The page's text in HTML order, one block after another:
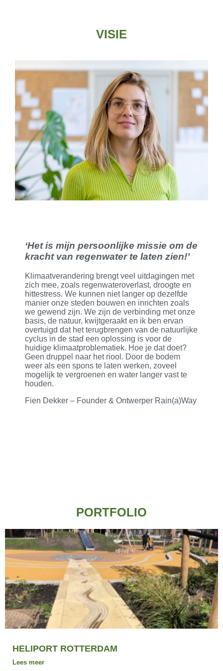
VISIE
‘Het is mijn persoonlijke missie om de
kracht van regenwater te laten zien!’
Klimaatverandering brengt veel uitdagingen met
zich mee, zoals regenwateroverlast, droogte en
hittestress. We kunnen niet langer op dezelfde
manier onze steden bouwen en inrichten zoals
we gewend zijn. We zijn de verbinding met onze
basis, de natuur, kwijtgeraakt en ik ben ervan
overtuigd dat het terugbrengen van de natuurlijke
cyclus in de stad een oplossing is voor de
huidige klimaatproblematiek. Hoe je dat doet?
Geen druppel naar het riool. Door de bodem
weer als een spons te laten werken, zoveel
mogelijk te vergroenen en water langer vast te
houden.
Fien Dekker – Founder & Ontwerper Rain(a)Way
PORTFOLIO
HELIPORT ROTTERDAM
Lees meer